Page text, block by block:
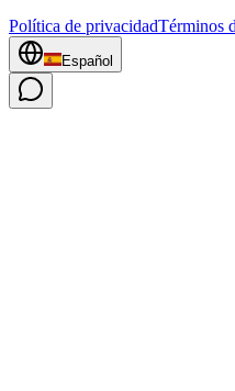
Política de privacidadTérminos
Español